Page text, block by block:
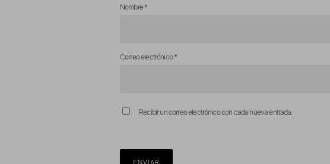
Nombre*
Correo electrónico*
Recibir un correo electrónico con cada nueva entrada.